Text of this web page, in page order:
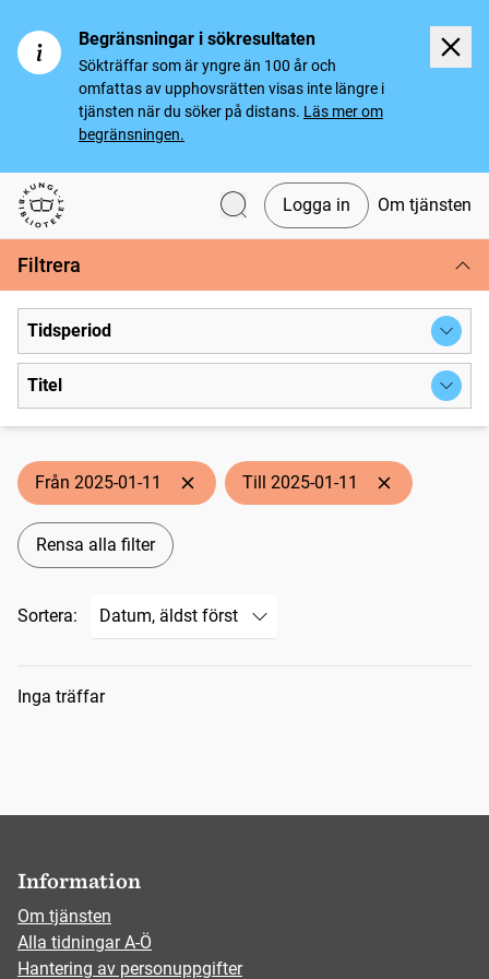
Begränsningar i sökresultaten
Sökträffar som är yngre än 100 år och
omfattas av upphovsrätten visas inte längre i
tjänsten när du söker på distans. Läs mer om
begränsningen.
Svenska tidningar
Logga in Om tjänsten
Filtrera
Tidsperiod
Titel
Från 2025-01-11 Till 2025-01-11
Rensa alla filter
Sortera:
Sökresultat
Inga träffar
Information
Om tjänsten
Alla tidningar A-Ö
Hantering av personuppgifter